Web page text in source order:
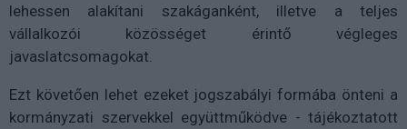
lehessen alakítani szakáganként, illetve a teljes
vállalkozói közösséget érintő végleges
javaslatcsomagokat.
Ezt követően lehet ezeket jogszabályi formába önteni a
kormányzati szervekkel együttműködve - tájékoztatott